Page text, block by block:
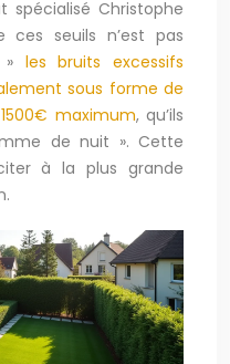
spécialisé Christophe
ces seuils n’est pas
les bruits excessifs
sous forme de
maximum, qu’ils
de nuit ». Cette
à la plus grande